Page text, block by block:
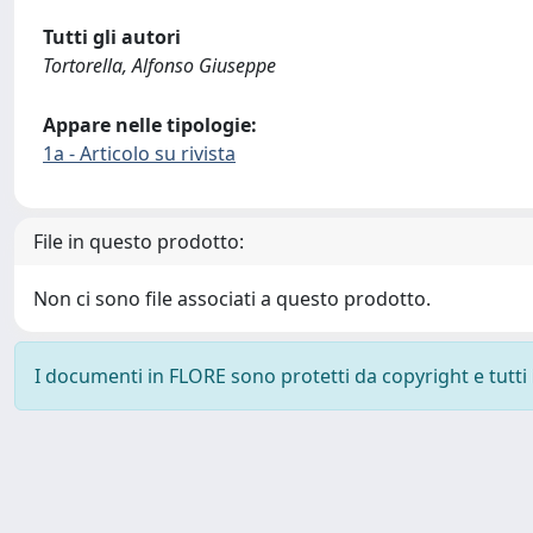
Tutti gli autori
Tortorella, Alfonso Giuseppe
Appare nelle tipologie:
1a - Articolo su rivista
File in questo prodotto:
Non ci sono file associati a questo prodotto.
I documenti in FLORE sono protetti da copyright e